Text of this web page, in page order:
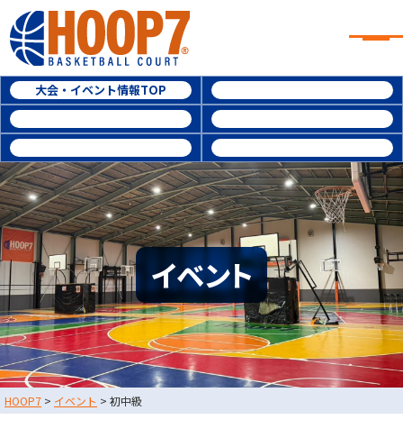
大阪・東大阪・堺のバスケコートレンタル｜HOOP7
大会・イベント情報TOP
大阪・東大阪・堺のバスケコート
レンタル｜HOOP7
HOME
初めての方へ
東大阪店
堺店
大会・イベント情報
HOOPERSスクール
バスケ×BBQ
お知らせ
スタッフブログ
お問い合わせ
利用規約
運営会社情報
採用情報
東大阪店 TEL. 0729-65-6060
072-249-8382
イベント
HOOP7 > イベント > 初中級